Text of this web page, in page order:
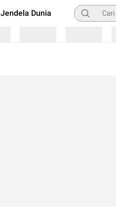
Jendela Dunia Pencarian